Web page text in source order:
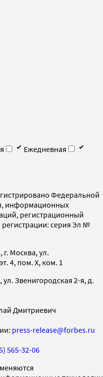
Ежедневная
Федеральной
информационных
регистрационный
серия Эл №
г. Москва, ул.
4, пом. X, ком. 1
Звенигородская 2-я, д.
Дмитриевич
press-release@forbes.ru
565-32-06